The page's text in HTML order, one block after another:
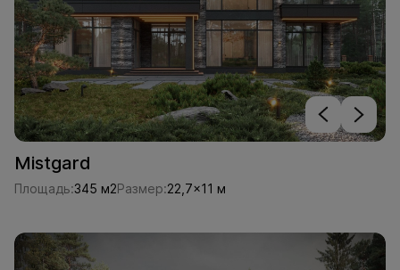
Mistgard
Площадь:345 м2Размер:22,7x11 м